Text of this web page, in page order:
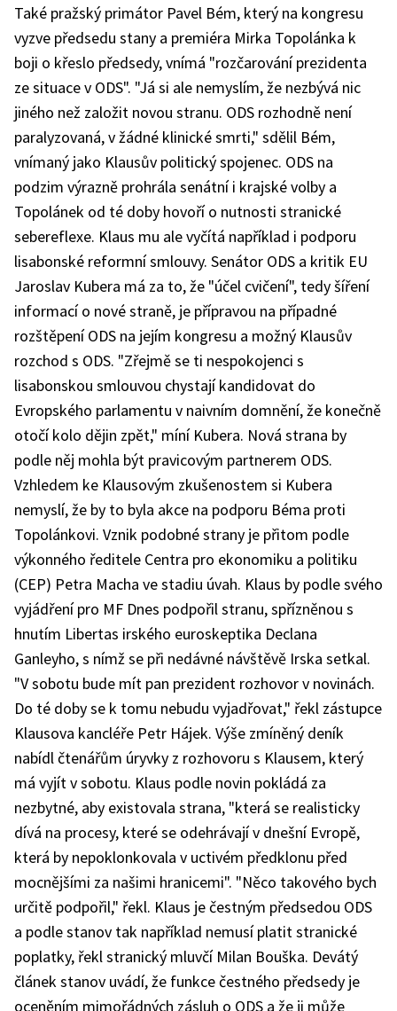
Také pražský primátor Pavel Bém, který na kongresu
vyzve předsedu stany a premiéra Mirka Topolánka k
boji o křeslo předsedy, vnímá "rozčarování prezidenta
ze situace v ODS". "Já si ale nemyslím, že nezbývá nic
jiného než založit novou stranu. ODS rozhodně není
paralyzovaná, v žádné klinické smrti," sdělil Bém,
vnímaný jako Klausův politický spojenec. ODS na
podzim výrazně prohrála senátní i krajské volby a
Topolánek od té doby hovoří o nutnosti stranické
sebereflexe. Klaus mu ale vyčítá například i podporu
lisabonské reformní smlouvy. Senátor ODS a kritik EU
Jaroslav Kubera má za to, že "účel cvičení", tedy šíření
informací o nové straně, je přípravou na případné
rozštěpení ODS na jejím kongresu a možný Klausův
rozchod s ODS. "Zřejmě se ti nespokojenci s
lisabonskou smlouvou chystají kandidovat do
Evropského parlamentu v naivním domnění, že konečně
otočí kolo dějin zpět," míní Kubera. Nová strana by
podle něj mohla být pravicovým partnerem ODS.
Vzhledem ke Klausovým zkušenostem si Kubera
nemyslí, že by to byla akce na podporu Béma proti
Topolánkovi. Vznik podobné strany je přitom podle
výkonného ředitele Centra pro ekonomiku a politiku
(CEP) Petra Macha ve stadiu úvah. Klaus by podle svého
vyjádření pro MF Dnes podpořil stranu, spřízněnou s
hnutím Libertas irského euroskeptika Declana
Ganleyho, s nímž se při nedávné návštěvě Irska setkal.
"V sobotu bude mít pan prezident rozhovor v novinách.
Do té doby se k tomu nebudu vyjadřovat," řekl zástupce
Klausova kancléře Petr Hájek. Výše zmíněný deník
nabídl čtenářům úryvky z rozhovoru s Klausem, který
má vyjít v sobotu. Klaus podle novin pokládá za
nezbytné, aby existovala strana, "která se realisticky
dívá na procesy, které se odehrávají v dnešní Evropě,
která by nepoklonkovala v uctivém předklonu před
mocnějšími za našimi hranicemi". "Něco takového bych
určitě podpořil," řekl. Klaus je čestným předsedou ODS
a podle stanov tak například nemusí platit stranické
poplatky, řekl stranický mluvčí Milan Bouška. Devátý
článek stanov uvádí, že funkce čestného předsedy je
oceněním mimořádných zásluh o ODS a že ji může